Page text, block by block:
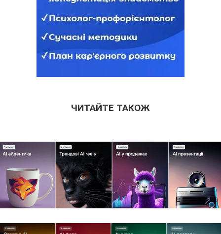
ЧИТАЙТЕ ТАКОЖ